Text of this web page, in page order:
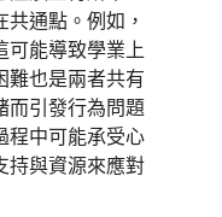
通點。例如，
可能導致學業上
難也是兩者共有
而引發行為問題
程中可能承受心
持與資源來應對